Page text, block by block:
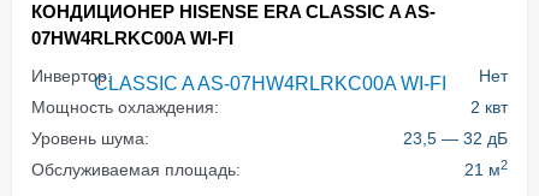
КОНДИЦИОНЕР HISENSE ERA CLASSIC A AS-
07HW4RLRKC00A WI-FI
Инвертор:
Нет
Мощность охлаждения:
2 квт
Уровень шума:
23,5 — 32 дБ
Обслуживаемая площадь:
21 м2